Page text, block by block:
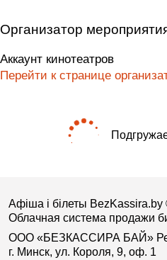
Организатор
Аккаунт кинотеатров
Перейти к странице
Афіша і білеты BezKassira.by
Облачная система продажи
ООО «БЕЗКАССИРА БАЙ»
г. Минск, ул. Короля, 9, оф. 1